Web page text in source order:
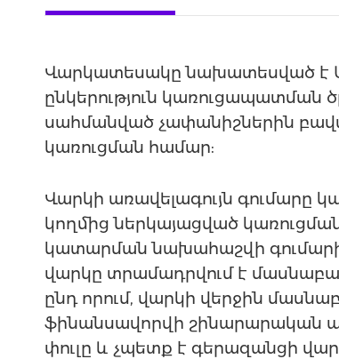
Վարկատեսակը նախատեսված է
ընկերություն կառուցապատման
սահմանված չափանիշներին
կառուցման համար:
Վարկի առավելագույն գումարը
կողմից ներկայացված
կատարման նախահաշվի գումարի
վարկը տրամադրվում է
ընդ որում, վարկի վերջին
ֆինանսավորվի շինարարական
փուլը և չպետք է գերազանցի